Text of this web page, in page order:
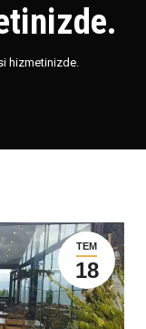
hizmetinizde.
TEM
18